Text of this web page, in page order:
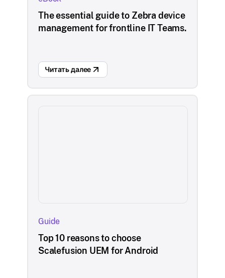
The essential guide to Zebra device
management for frontline IT Teams.
Читать далее
Guide
Top 10 reasons to choose
Scalefusion UEM for Android